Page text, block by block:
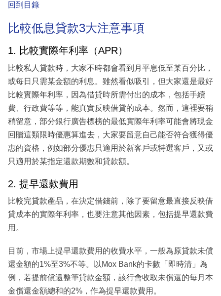
回到目錄
比較低息貸款3大注意事項
1. 比較實際年利率（APR）
比較私人貸款時，大家不時都會看到月平息低至某百分比，
或每日只需某金額的利息。雖然看似吸引，但大家還是最好
比較實際年利率，因為借貸時所需付出的成本，包括手續
費、行政費等等，能真實反映借貸的成本。然而，這裡要稍
稍留意，部分銀行廣告標榜的最低實際年利率可能會將現金
回贈這類限時優惠算進去，大家要留意自己能否符合獲得優
惠的資格，例如部分優惠只適用於新客戶或特選客戶，又或
只適用於某指定還款期數和貸款額。
2. 提早還款費用
比較完貸款產品，在決定借錢前，除了要留意最直接反映借
貸成本的實際年利率，也要注意其他因素，包括提早還款費
用。
目前，市場上提早還款費用的收費水平，一般為原貸款未償
還金額的1%至3%不等。以Mox Bank的卡數「即時清」為
例，若提前償還整筆貸款金額，該行會收取未償還的每月本
金償還金額總和的2%，作為提早還款費用。